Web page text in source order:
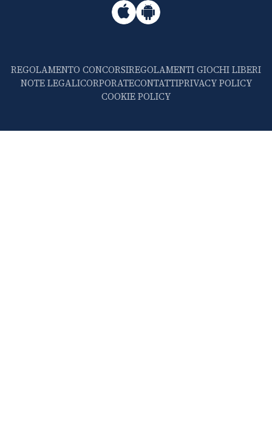
REGOLAMENTO CONCORSIREGOLAMENTI GIOCHI LIBERI
NOTE LEGALICORPORATECONTATTIPRIVACY POLICY
COOKIE POLICY